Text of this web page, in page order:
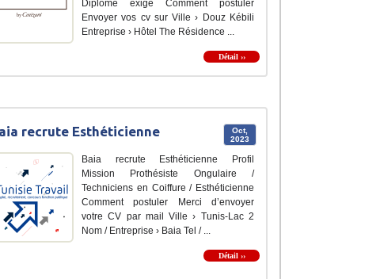
Diplôme exigé Comment postuler
Envoyer vos cv sur Ville › Douz Kébili
Entreprise › Hôtel The Résidence ...
Détail ››
Oct,
2023
recrute Esthéticienne
Baia recrute Esthéticienne Profil
Mission Prothésiste Ongulaire /
Techniciens en Coiffure / Esthéticienne
Comment postuler Merci d’envoyer
votre CV par mail Ville › Tunis-Lac 2
Nom / Entreprise › Baia Tel / ...
Détail ››